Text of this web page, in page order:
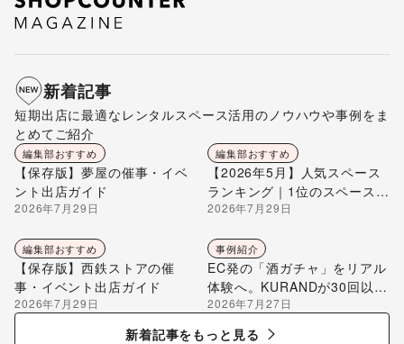
新着記事
短期出店に最適なレンタルスペース活用のノウハウや事例をま
とめてご紹介
編集部おすすめ
【保存版】夢屋の催事・イベ
ント出店ガイド
2026年7月29日
編集部おすすめ
【2026年5月】人気スペース
ランキング｜1位のスペースを
編集部が解説
2026年7月29日
編集部おすすめ
【保存版】西鉄ストアの催
事・イベント出店ガイド
2026年7月29日
事例紹介
EC発の「酒ガチャ」をリアル
体験へ。KURANDが30回以上
のポップアップ出店で届け
る“新しいお酒との出会い”
2026年7月27日
新着記事をもっと見る